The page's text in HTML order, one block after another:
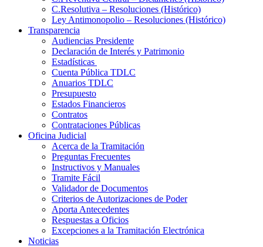
C.Resolutiva – Resoluciones (Histórico)
Ley Antimonopolio – Resoluciones (Histórico)
Transparencia
Audiencias Presidente
Declaración de Interés y Patrimonio
Estadísticas
Cuenta Pública TDLC
Anuarios TDLC
Presupuesto
Estados Financieros
Contratos
Contrataciones Públicas
Oficina Judicial
Acerca de la Tramitación
Preguntas Frecuentes
Instructivos y Manuales
Tramite Fácil
Validador de Documentos
Criterios de Autorizaciones de Poder
Aporta Antecedentes
Respuestas a Oficios
Excepciones a la Tramitación Electrónica
Noticias